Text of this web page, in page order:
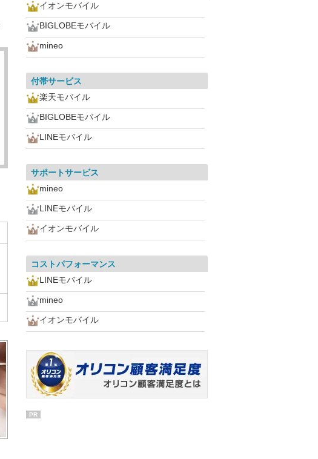
イオンモバイル
BIGLOBEモバイル
mineo
付帯サービス
楽天モバイル
BIGLOBEモバイル
LINEモバイル
サポートサービス
mineo
LINEモバイル
イオンモバイル
コストパフォーマンス
LINEモバイル
mineo
イオンモバイル
PR